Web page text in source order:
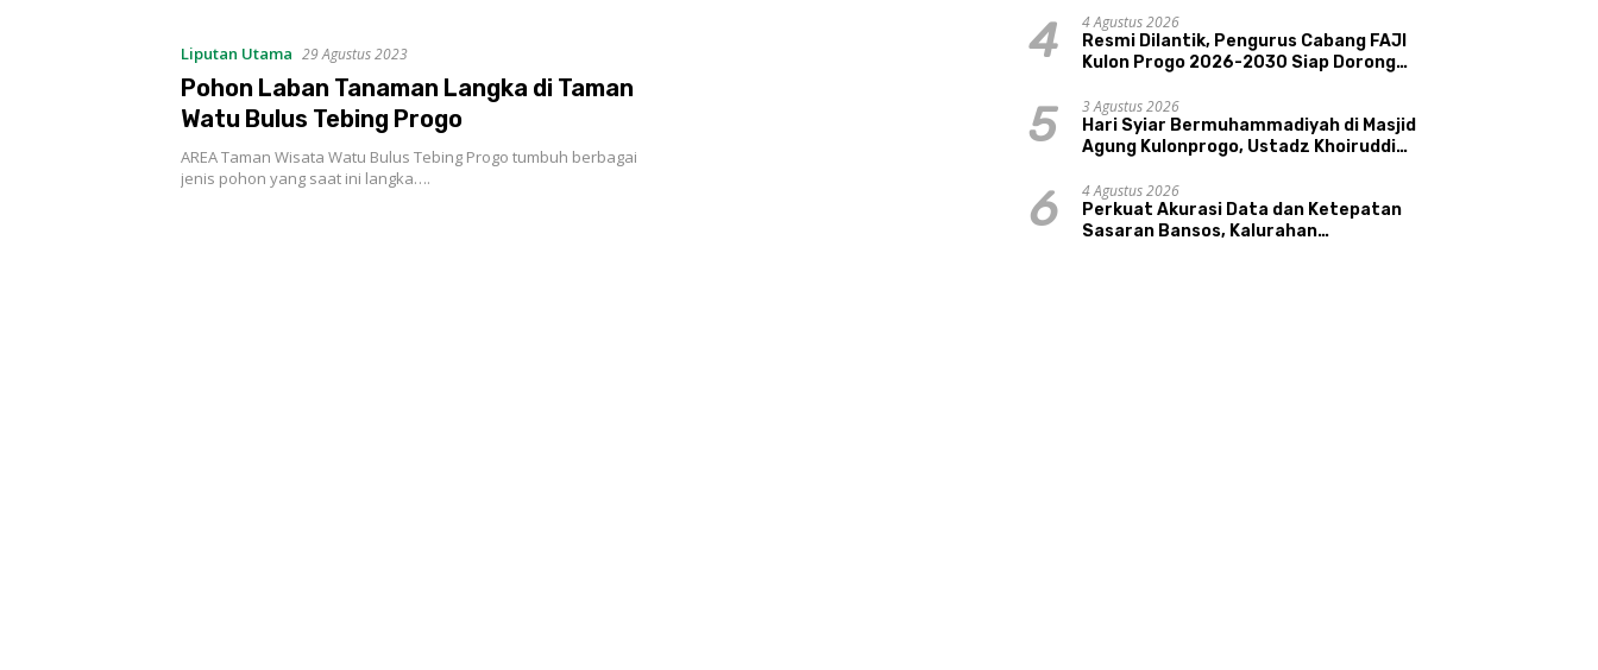
Tourism Sungai Progo
Liputan Utama 29 Agustus 2023
Pohon Laban Tanaman Langka di Taman
Watu Bulus Tebing Progo
AREA Taman Wisata Watu Bulus Tebing Progo tumbuh berbagai
jenis pohon yang saat ini langka….
4
4 Agustus 2026
Resmi Dilantik, Pengurus Cabang FAJI
Kulon Progo 2026-2030 Siap Dorong
Sungai Progo
5
3 Agustus 2026
Hari Syiar Bermuhammadiyah di Masjid
Agung Kulonprogo, Ustadz Khoiruddin
Sakinah Adalah Agama
6
4 Agustus 2026
Perkuat Akurasi Data dan Ketepatan
Sasaran Bansos, Kalurahan